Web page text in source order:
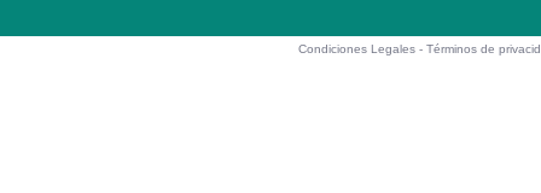
Condiciones Legales -Términos de